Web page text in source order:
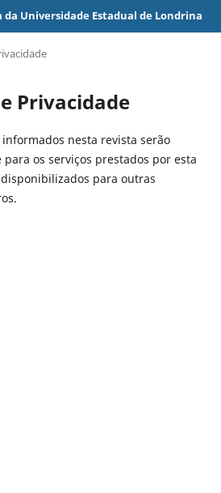
da Universidade Estadual de Londrina
Privacidade
nesta revista serão
os serviços prestados por esta
para outras